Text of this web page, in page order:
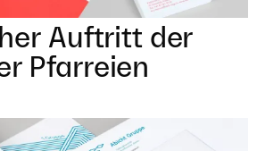
Auftritt der
Pfarreien